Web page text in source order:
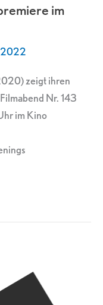
im
zeigt ihren
Nr. 143
im Kino